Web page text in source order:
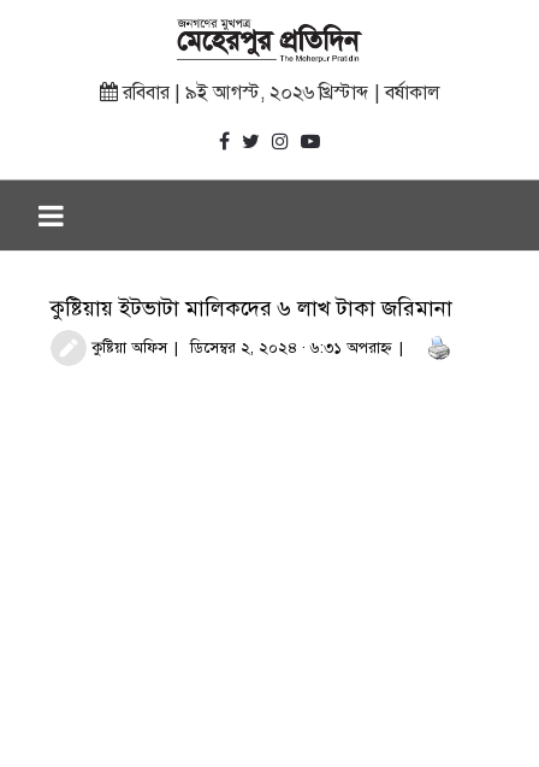
রবিবার | ৯ই আগস্ট, ২০২৬ খ্রিস্টাব্দ | বর্ষাকাল
কুষ্টিয়ায় ইটভাটা মালিকদের ৬ লাখ টাকা জরিমানা
কুষ্টিয়া অফিস ডিসেম্বর ২, ২০২৪ · ৬:৩১ অপরাহ্ণ